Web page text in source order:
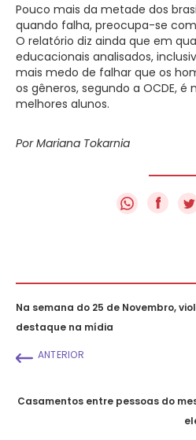
Pouco mais da metade dos
quando falha, preocupa-se
O relatório diz ainda que em
educacionais analisados,
mais medo de falhar que os
os gêneros, segundo a OCDE,
melhores alunos.
Por Mariana Tokarnia
f
Na semana do 25 de Novembro,
destaque na mídia
ANTERIOR
Casamentos entre pessoas do